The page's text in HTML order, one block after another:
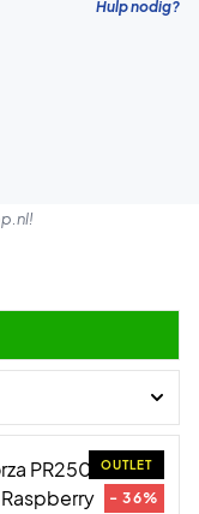
Hulp nodig?
badmintonuitrusting
tot 1.12.
hét moment om een
OUTLET
- 36%